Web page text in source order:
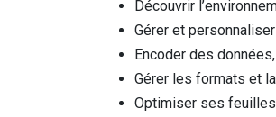
Découvrir
Gérer et
Encoder des
Gérer les formats et
Optimiser ses